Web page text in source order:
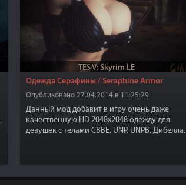
TES V: Skyrim LE
Одежда Серафины / Seraphine Armor
Опубликовано 27.04.2014 в 11:25:29
Данный мод добавит в игру очень даже
качественную HD 2048x2048 одежду для
девушек с телами CBBE, UNP, UNPB, Дибелла.